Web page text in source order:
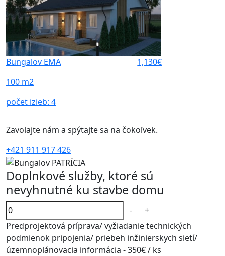
Bungalov EMA
1,130€
100 m2
počet izieb: 4
Zavolajte nám a spýtajte sa na čokoľvek.
+421 911 917 426
Doplnkové služby, ktoré sú
nevyhnutné ku stavbe domu
-
+
Predprojektová príprava/ vyžiadanie technických
podmienok pripojenia/ priebeh inžinierskych sietí/
územnoplánovacia informácia -350€/ ks